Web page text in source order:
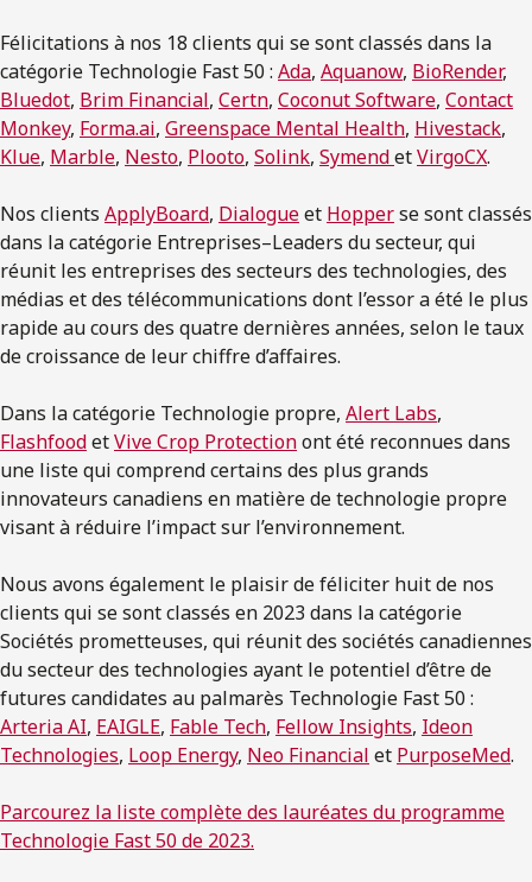
Félicitations à nos 18 clients qui se sont classés dans la
catégorie Technologie Fast 50 : Ada, Aquanow, BioRender,
Bluedot, Brim Financial, Certn, Coconut Software, Contact
Monkey, Forma.ai, Greenspace Mental Health, Hivestack,
Klue, Marble, Nesto, Plooto, Solink, SymendetVirgoCX.
Nos clients ApplyBoard, Dialogueet Hopperse sont classés
dans la catégorie Entreprises–Leaders du secteur, qui
réunit les entreprises des secteurs des technologies, des
médias et des télécommunications dont l’essor a été le plus
rapide au cours des quatre dernières années, selon le taux
de croissance de leur chiffre d’affaires.
Dans la catégorie Technologie propre, Alert Labs,
FlashfoodetVive Crop Protectionont été reconnues dans
une liste qui comprend certains des plus grands
innovateurs canadiens en matière de technologie propre
visant à réduire l’impact sur l’environnement.
Nous avons également le plaisir de féliciter huit de nos
clients qui se sont classés en 2023 dans la catégorie
Sociétés prometteuses, qui réunit des sociétés canadiennes
du secteur des technologies ayant le potentiel d’être de
futures candidates au palmarès Technologie Fast 50 :
Arteria AI, EAIGLE, Fable Tech, Fellow Insights, Ideon
Technologies, Loop Energy, Neo Financial et PurposeMed.
Parcourez la liste complète des lauréates du programme
Technologie Fast 50 de 2023.